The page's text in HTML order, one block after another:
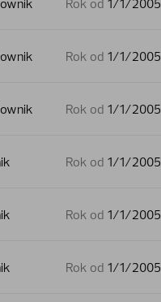
Rok od 1/1/2005
Rok od 1/1/2005
Rok od 1/1/2005
Rok od 1/1/2005
Rok od 1/1/2005